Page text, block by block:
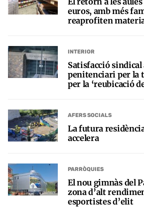
euros, amb més
reaprofiten
INTERIOR
Satisfacció sindical
penitenciari per la
per la ‘reubicació
AFERS SOCIALS
La futura
accelera
PARRÒQUIES
El nou gimnàs del
zona d’alt
esportistes d’elit